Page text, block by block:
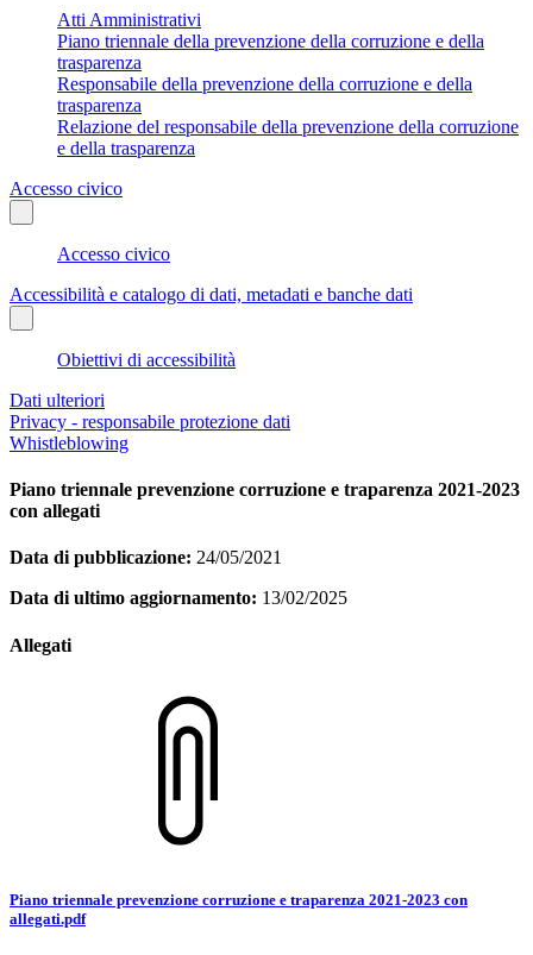
Atti Amministrativi
Piano triennale della prevenzione della corruzione e della
trasparenza
Responsabile della prevenzione della corruzione e della
trasparenza
Relazione del responsabile della prevenzione della corruzione
e della trasparenza
Accesso civico
Accesso civico
Accessibilità e catalogo di dati, metadati e banche dati
Obiettivi di accessibilità
Dati ulteriori
Privacy - responsabile protezione dati
Whistleblowing
Piano triennale prevenzione corruzione e traparenza 2021-2023
con allegati
Data di pubblicazione: 24/05/2021
Data di ultimo aggiornamento: 13/02/2025
Allegati
Piano triennale prevenzione corruzione e traparenza 2021-2023 con
allegati.pdf